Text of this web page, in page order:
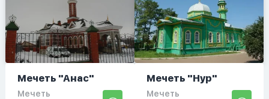
Мечеть "Анас"
Мечеть
Мечеть "Нур"
Мечеть